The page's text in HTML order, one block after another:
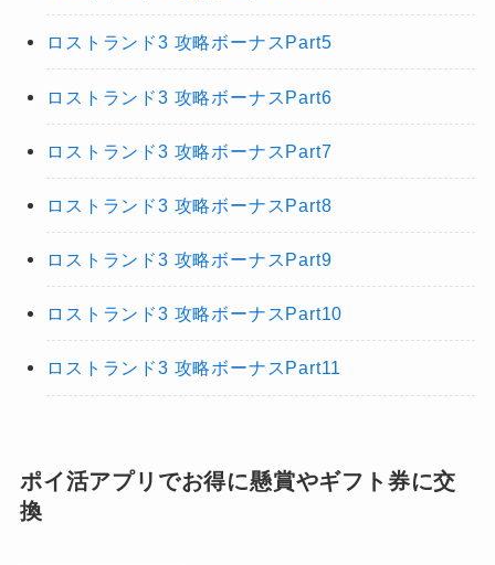
ロストランド3 攻略ボーナスPart5
ロストランド3 攻略ボーナスPart6
ロストランド3 攻略ボーナスPart7
ロストランド3 攻略ボーナスPart8
ロストランド3 攻略ボーナスPart9
ロストランド3 攻略ボーナスPart10
ロストランド3 攻略ボーナスPart11
ポイ活アプリでお得に懸賞やギフト券に交
換